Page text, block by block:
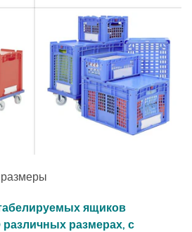
ящиков
различных размерах, с